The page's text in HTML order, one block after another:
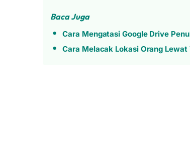
Baca Juga
Cara Mengatasi Google Drive
Cara Melacak Lokasi Orang